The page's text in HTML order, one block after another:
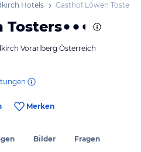
Hotels Gasthof Löwen Tosters
Tosters
Vorarlberg Österreich
Merken
Bilder Fragen